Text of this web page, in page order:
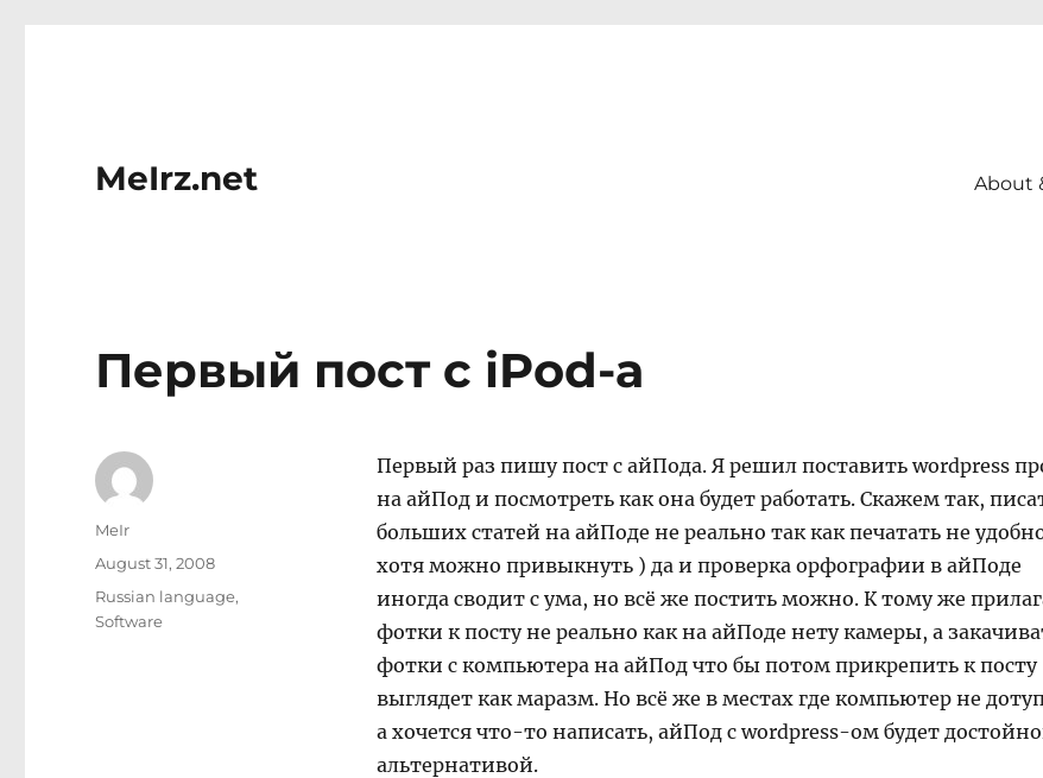
MeIrz.net About
Первый пост с iPod-а
Первый раз пишу пост с айПода. Я решил поставить wordpress
на айПод и посмотреть как она будет работать. Скажем так,
больших статей на айПоде не реально так как печатать не
хотя можно привыкнуть ) да и проверка орфографии в айПоде
иногда сводит с ума, но всё же постить можно. К тому же
фотки к посту не реально как на айПоде нету камеры, а
фотки с компьютера на айПод что бы потом прикрепить к посту
выглядет как маразм. Но всё же в местах где компьютер не
а хочется что-то написать, айПод с wordpress-ом будет
альтернативой.
Author
MeIr
Posted
August 31, 2008
Categories
Russian language,
Software